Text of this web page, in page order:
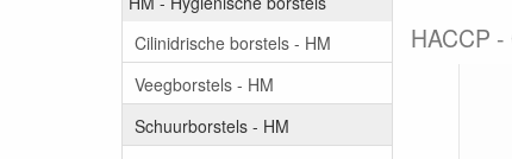
Cilinidrische borstels - HM
Veegborstels - HM
Schuurborstels - HM
HACCP